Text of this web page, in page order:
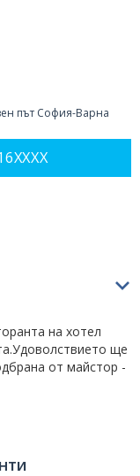
път София-Варна
на хотел
ще
от майстор -